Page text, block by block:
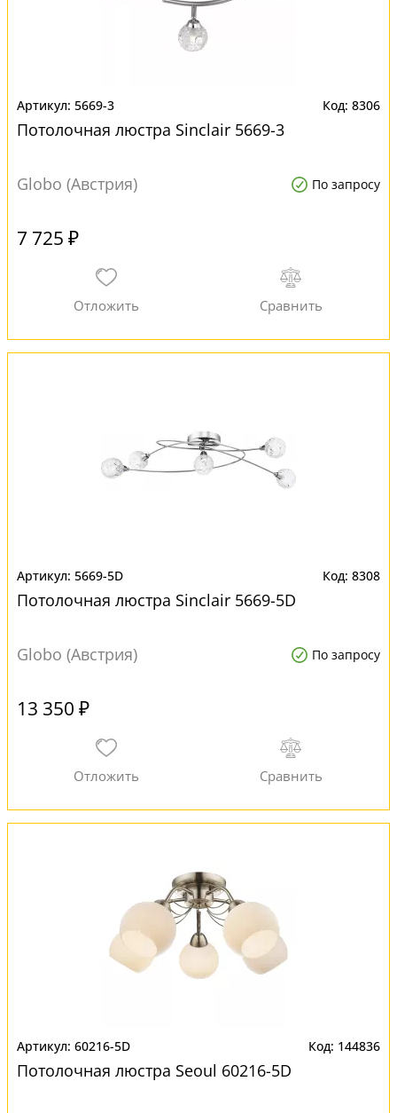
5669-3 8306
Потолочная люстра Sinclair 5669-3
Globo (Австрия) По запросу
7 725 ₽
5669-5D 8308
Потолочная люстра Sinclair 5669-5D
Globo (Австрия) По запросу
13 350 ₽
60216-5D 144836
Потолочная люстра Seoul 60216-5D